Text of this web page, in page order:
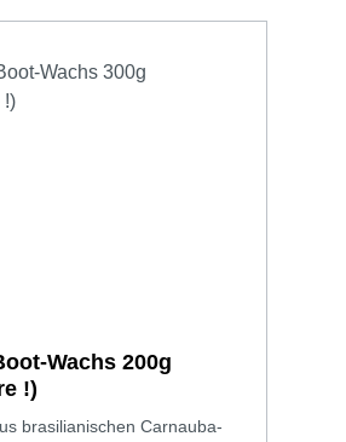
Wachs 200g
!)
brasilianischen Carnauba-